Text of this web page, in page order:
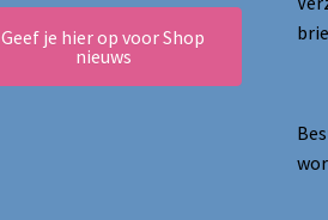
Geef je hier op voor Shop
nieuws